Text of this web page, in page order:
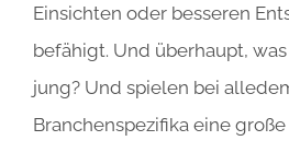
Einsichten oder besseren
befähigt. Und überhaupt,
jung? Und spielen bei
Branchenspezifika eine